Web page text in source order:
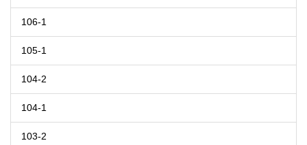
106-1
105-1
104-2
104-1
103-2